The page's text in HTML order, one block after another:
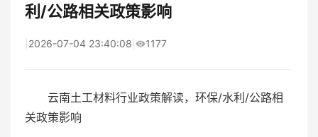
利/公路相关政策影响
2026-07-04 23:40:08 1177
云南土工材料行业政策解读，环保/水利/公路相
关政策影响